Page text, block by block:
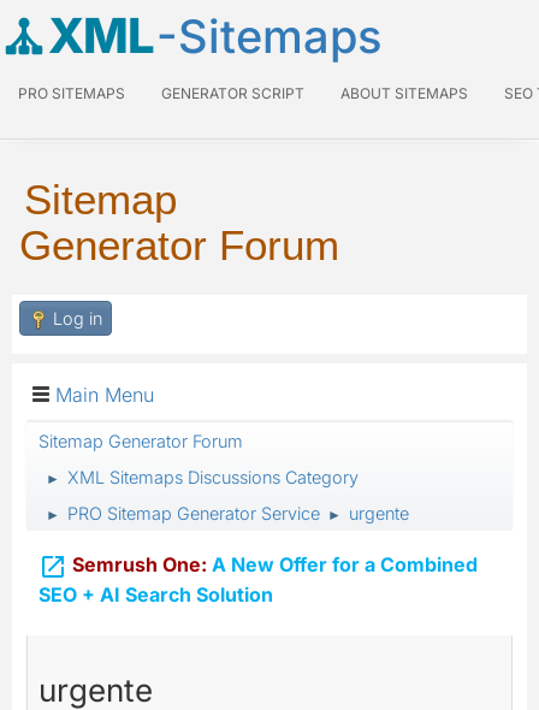
XML-Sitemaps
PRO SITEMAPS GENERATOR SCRIPT ABOUT SITEMAPS SEO
Sitemap
Generator Forum
Log in
Main Menu
Sitemap Generator Forum
► XML Sitemaps Discussions Category
► PRO Sitemap Generator Service ► urgente
 Semrush One: A New Offer for a Combined
SEO + AI Search Solution
urgente